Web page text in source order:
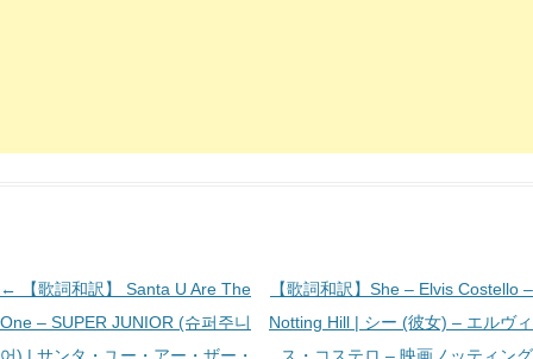
投
稿
←
【歌詞和訳】 Santa U Are The
One – SUPER JUNIOR (슈퍼주니
【歌詞和訳】She – Elvis Costello –
Notting Hill | シー (彼女) – エルヴィ